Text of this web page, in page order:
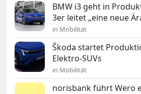
BMW i3 geht in
3er leitet „eine neue
in Mobilität
Škoda startet
Elektro-SUVs
in Mobilität
norisbank führt Wero